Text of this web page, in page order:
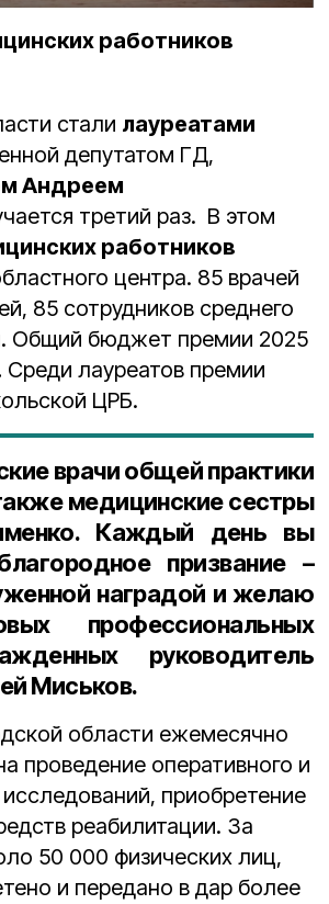
работников
стали лауреатами
депутатом ГД,
Андреем
третий раз. В этом
работников
центра. 85 врачей
85 сотрудников среднего
Общий бюджет премии 2025
Среди лауреатов премии
ЦРБ.
врачи общей практики
медицинские сестры
Каждый день вы
призвание –
наградой и желаю
профессиональных
руководитель
Миськов.
области ежемесячно
проведение оперативного и
приобретение
реабилитации. За
50 000 физических лиц,
и передано в дар более